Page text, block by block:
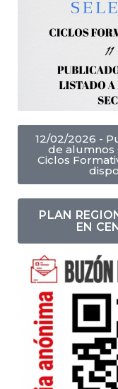
12/02/2026 -
de alumnos
Ciclos
PLAN
EN